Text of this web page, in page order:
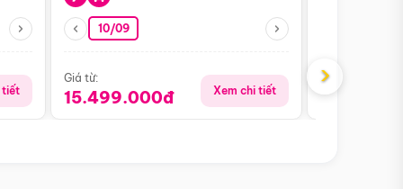
tiết
10/09
Giá từ:
15.499.000đ Xem chi tiết
Giá từ:
›